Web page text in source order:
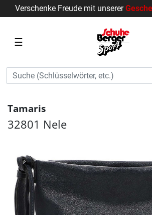
Verschenke Freude mit unserer
☰
Tamaris
32801 Nele